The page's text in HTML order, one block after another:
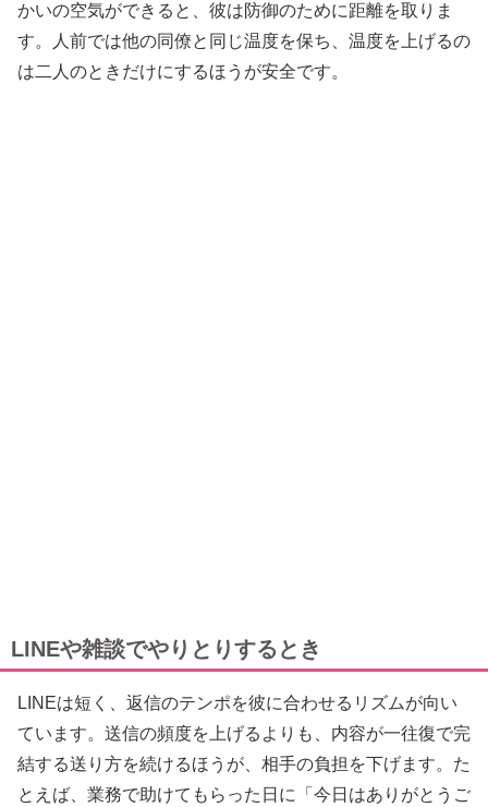
かいの空気ができると、彼は防御のために距離を取りま
す。人前では他の同僚と同じ温度を保ち、温度を上げるの
は二人のときだけにするほうが安全です。
LINEや雑談でやりとりするとき
LINEは短く、返信のテンポを彼に合わせるリズムが向い
ています。送信の頻度を上げるよりも、内容が一往復で完
結する送り方を続けるほうが、相手の負担を下げます。た
とえば、業務で助けてもらった日に「今日はありがとうご